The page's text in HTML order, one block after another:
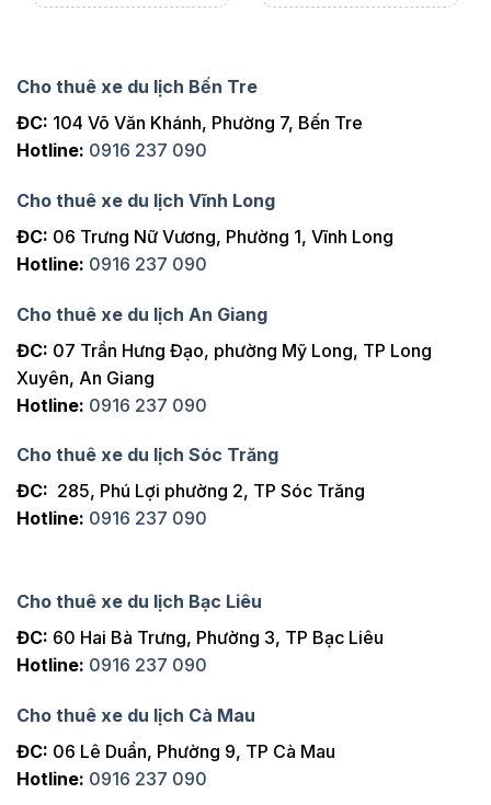
Cho thuê xe du lịch Bến Tre
ĐC: 104 Võ Văn Khánh, Phường 7, Bến Tre
Hotline: 0916 237 090
Cho thuê xe du lịch Vĩnh Long
ĐC: 06 Trưng Nữ Vương, Phường 1, Vĩnh Long
Hotline: 0916 237 090
Cho thuê xe du lịch An Giang
ĐC: 07 Trần Hưng Đạo, phường Mỹ Long, TP Long
Xuyên, An Giang
Hotline: 0916 237 090
Cho thuê xe du lịch Sóc Trăng
ĐC: 285, Phú Lợi phường 2, TP Sóc Trăng
Hotline: 0916 237 090
Cho thuê xe du lịch Bạc Liêu
ĐC: 60 Hai Bà Trưng, Phường 3, TP Bạc Liêu
Hotline: 0916 237 090
Cho thuê xe du lịch Cà Mau
ĐC: 06 Lê Duẩn, Phường 9, TP Cà Mau
Hotline: 0916 237 090